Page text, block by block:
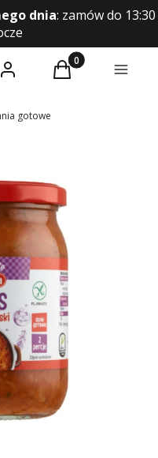
dnia: zamów do 13:30
Zaloguj sięProdukty w
Koszyk Menu
gotowe